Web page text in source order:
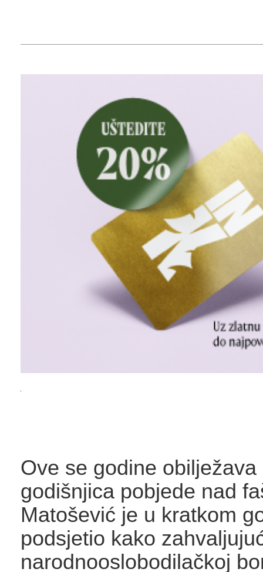
Ove se godine obilježava
godišnjica pobjede nad
Matošević je u kratkom
podsjetio kako
narodnooslobodilačkoj